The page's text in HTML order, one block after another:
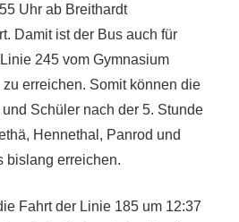
Uhr ab Breithardt
Damit ist der Bus auch für
245 vom Gymnasium
erreichen. Somit können die
Schüler nach der 5. Stunde
Hennethal, Panrod und
bislang erreichen.
Fahrt der Linie 185 um 12:37